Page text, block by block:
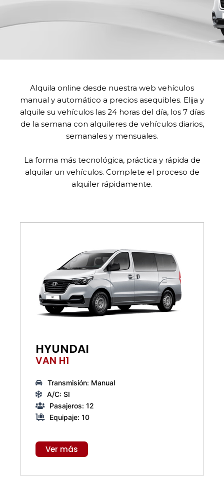
Alquila online desde nuestra web vehículos
manual y automático a precios asequibles. Elija y
alquile su vehículos las 24 horas del día, los 7 días
de la semana con alquileres de vehículos diarios,
semanales y mensuales.
La forma más tecnológica, práctica y rápida de
alquilar un vehículos. Complete el proceso de
alquiler rápidamente.
HYUNDAI
VAN H1
Transmisión: Manual
A/C: SI
Pasajeros: 12
Equipaje: 10
Ver más